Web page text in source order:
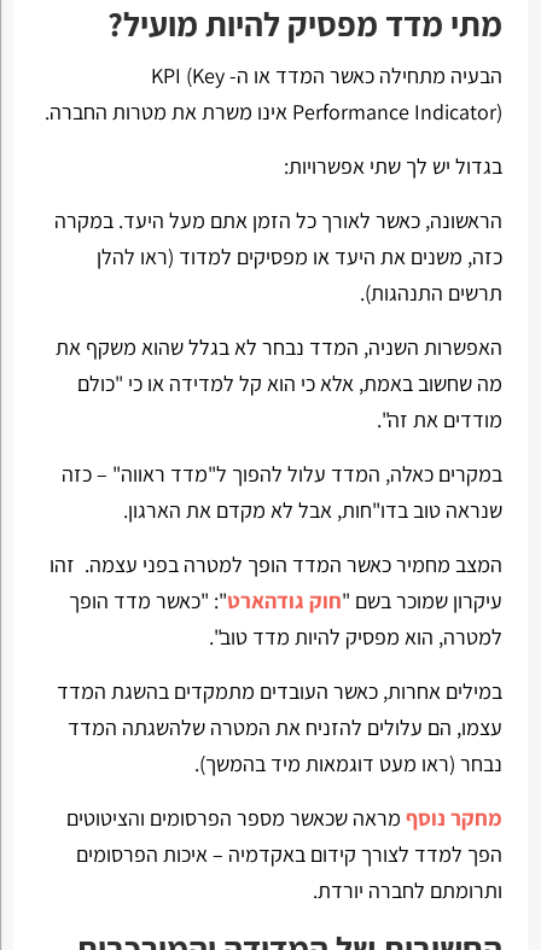
מתי מדד מפסיק להיות מועיל?
הבעיה מתחילה כאשר המדד או ה- KPI (Key
Performance Indicator) אינו משרת את מטרות החברה.
בגדול יש לך שתי אפשרויות:
הראשונה, כאשר לאורך כל הזמן אתם מעל היעד. במקרה
כזה, משנים את היעד או מפסיקים למדוד (ראו להלן
תרשים התנהגות).
האפשרות השניה, המדד נבחר לא בגלל שהוא משקף את
מה שחשוב באמת, אלא כי הוא קל למדידה או כי "כולם
מודדים את זה".
במקרים כאלה, המדד עלול להפוך ל"מדד ראווה" – כזה
שנראה טוב בדו"חות, אבל לא מקדם את הארגון.
המצב מחמיר כאשר המדד הופך למטרה בפני עצמה. זהו
עיקרון שמוכר בשם "חוק גודהארט": "כאשר מדד הופך
למטרה, הוא מפסיק להיות מדד טוב".
במילים אחרות, כאשר העובדים מתמקדים בהשגת המדד
עצמו, הם עלולים להזניח את המטרה שלהשגתה המדד
נבחר (ראו מעט דוגמאות מיד בהמשך).
מחקר נוסףמראה שכאשר מספר הפרסומים והציטוטים
הפך למדד לצורך קידום באקדמיה – איכות הפרסומים
ותרומתם לחברה יורדת.